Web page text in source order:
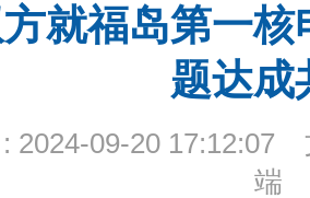
就福岛第一
题达成
2024-09-20 17:12:07
端